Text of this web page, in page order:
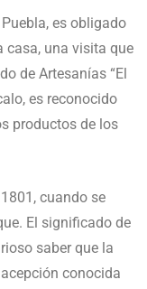
es obligado
casa, una visita que
de Artesanías “El
es reconocido
productos de los
cuando se
El significado de
saber que la
conocida